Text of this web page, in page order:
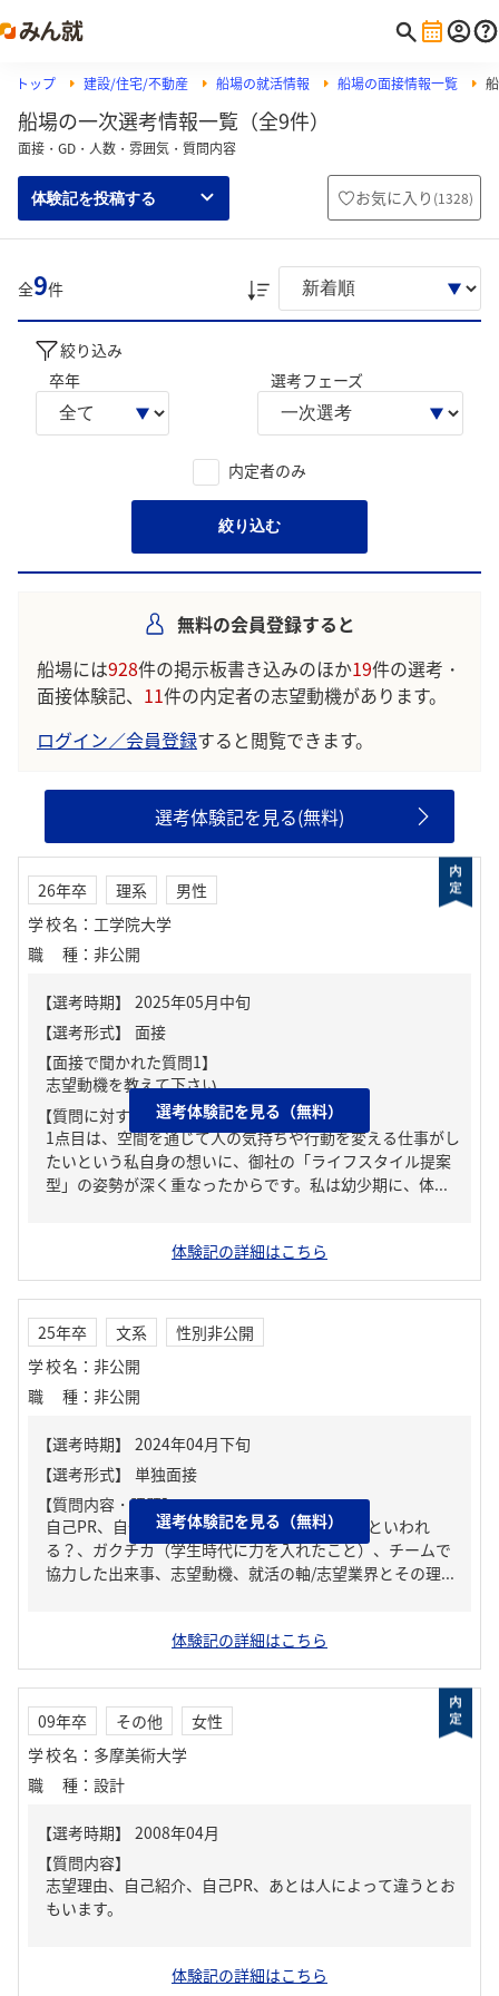
トップ 建設/住宅/不動産 船場の就活情報 船場の面接情報一覧
船場の一次選考情報一覧（全9件）
面接・GD・人数・雰囲気・質問内容
体験記を投稿する お気に入り (1328)
全9件
絞り込み
卒年
選考フェーズ
内定者のみ
絞り込む
無料の会員登録すると
船場には928件の掲示板書き込みのほか19件の選考・
面接体験記、 11件の内定者の志望動機があります。
ログイン／会員登録すると閲覧できます。
選考体験記を見る(無料)
26年卒 理系
男性
学校名 ： 工学院大学
職種 ： 非公開
【面接で聞かれた質問1】
志望動機を教えて下さい
【質問に対する回答1】
1点目は、空間を通じて人の気持ちや行動を変える仕事がし
たいという私自身の想いに、御社の「ライフスタイル提案
型」の姿勢が深く重なったからです。私は幼少期に、体...
選考体験記を見る（無料）
体験記の詳細はこちら
25年卒 文系
性別非公開
学校名 ： 非公開
職種 ： 非公開
【質問内容・課題】
自己PR、自分の強み/弱み、周りからどんな人といわれ
る？、ガクチカ（学生時代に力を入れたこと）、チームで
協力した出来事、志望動機、就活の軸/志望業界とその理...
選考体験記を見る（無料）
体験記の詳細はこちら
09年卒 その他
女性
学校名 ： 多摩美術大学
職種 ： 設計
【質問内容】
志望理由、自己紹介、自己PR、あとは人によって違うとお
もいます。
体験記の詳細はこちら